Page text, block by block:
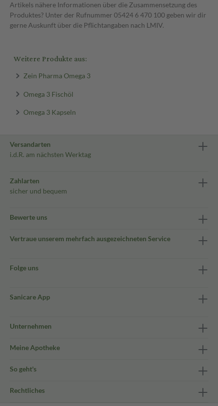
Artikels nähere Informationen über die Zusammensetzung des
Produktes? Unter der Rufnummer 05424 6 470 100 geben wir dir
gerne Auskunft über die Pflichtangaben nach LMIV.
Weitere Produkte aus:
Zein Pharma Omega 3
Omega 3 Fischöl
Omega 3 Kapseln
Versandarten
i.d.R. am nächsten Werktag
Zahlarten
sicher und bequem
Bewerte uns
Vertraue unserem mehrfach ausgezeichneten Service
Folge uns
Sanicare App
Unternehmen
Meine Apotheke
So geht's
Rechtliches